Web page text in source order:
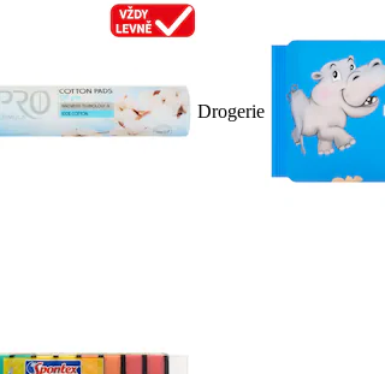
Drogerie